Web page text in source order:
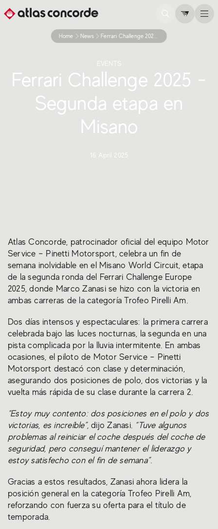
Home News Ferrari Challenge 2025 Misano
EVENTS
Ferrari Challenge 2025 -
Segunda etapa en
Misano
16 April 2025
Atlas Concorde, patrocinador oficial del equipo Motor
Service – Pinetti Motorsport, celebra un fin de
semana inolvidable en el Misano World Circuit, etapa
de la segunda ronda del Ferrari Challenge Europe
2025, donde Marco Zanasi se hizo con la victoria en
ambas carreras de la categoría Trofeo Pirelli Am.
Dos días intensos y espectaculares: la primera carrera
celebrada bajo las luces nocturnas, la segunda en una
pista complicada por la lluvia intermitente. En ambas
ocasiones, el piloto de Motor Service – Pinetti
Motorsport destacó con clase y determinación,
asegurando dos posiciones de polo, dos victorias y la
vuelta más rápida de su clase durante la carrera 2.
“Estoy muy contento: dos posiciones en el polo y dos
victorias, es increíble”, dijo Zanasi. “Tuve algunos
problemas al reiniciar el coche después del coche de
seguridad, pero conseguí mantener el liderazgo y
estoy satisfecho con el fin de semana”.
Gracias a estos resultados, Zanasi ahora lidera la
posición general en la categoría Trofeo Pirelli Am,
reforzando con fuerza su oferta para el título de
temporada.